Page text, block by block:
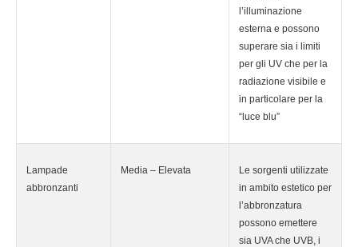
l’illuminazione
esterna e possono
superare sia i limiti
per gli UV che per la
radiazione visibile e
in particolare per la
“luce blu”
Lampade
abbronzanti
Media – Elevata
Le sorgenti utilizzate
in ambito estetico per
l’abbronzatura
possono emettere
sia UVA che UVB, i